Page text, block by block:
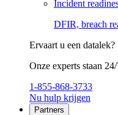
Incident
DFIR, breach
Ervaart u een datalek?
Onze experts staan
1-855-868-3733
Nu hulp krijgen
Partners